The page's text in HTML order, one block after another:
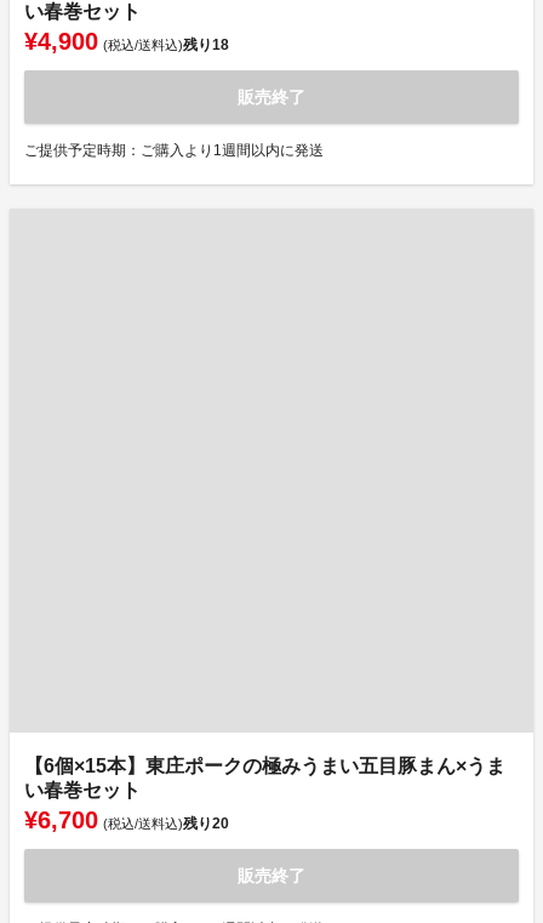
い春巻セット
¥4,900 (税込/送料込)残り18
販売終了
ご提供予定時期：ご購入より1週間以内に発送
【6個×15本】東庄ポークの極みうまい五目豚まん×うま
い春巻セット
¥6,700 (税込/送料込)残り20
販売終了